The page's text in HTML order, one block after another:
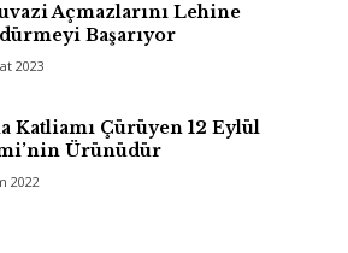
Açmazlarını Lehine
Başarıyor
2023
Katliamı Çürüyen 12 Eylül
Ürünüdür
2022